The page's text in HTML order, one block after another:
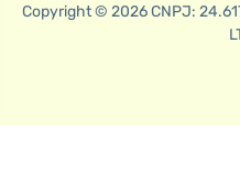
Copyright © 2026 CNPJ: